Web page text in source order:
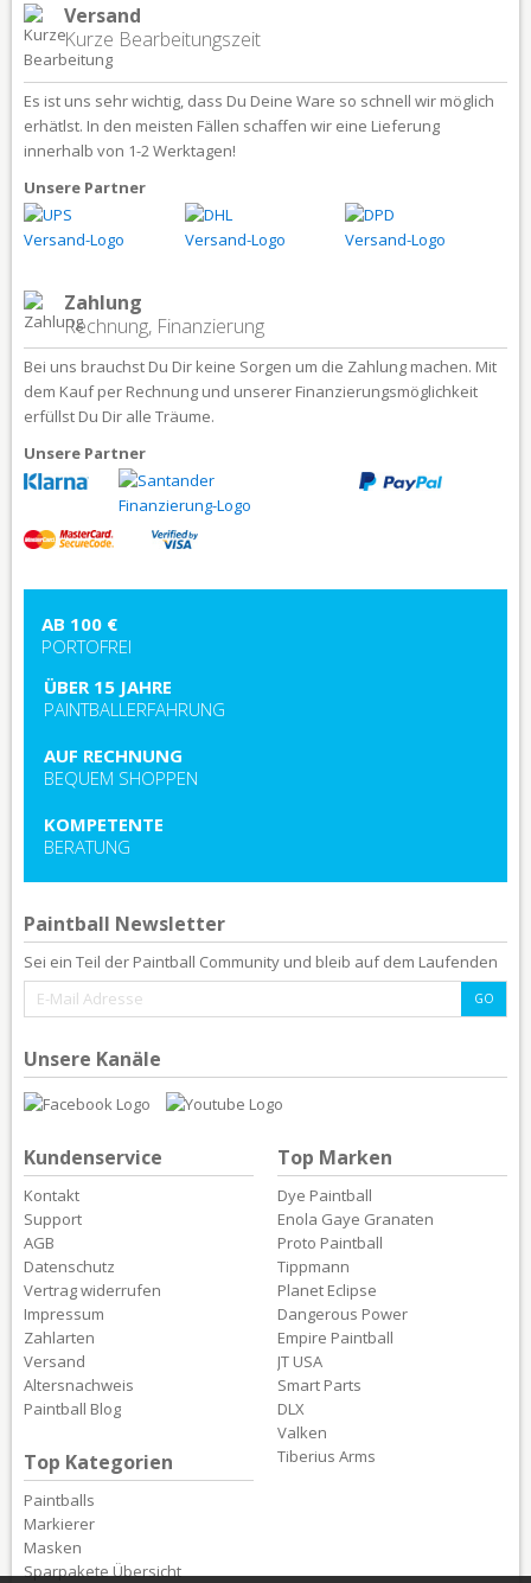
Versand
Kurze Bearbeitungszeit
Es ist uns sehr wichtig, dass Du Deine Ware so schnell wir möglich
erhätlst. In den meisten Fällen schaffen wir eine Lieferung
innerhalb von 1-2 Werktagen!
Unsere Partner
Zahlung
Rechnung, Finanzierung
Bei uns brauchst Du Dir keine Sorgen um die Zahlung machen. Mit
dem Kauf per Rechnung und unserer Finanzierungsmöglichkeit
erfüllst Du Dir alle Träume.
Unsere Partner
AB 100 €
PORTOFREI
ÜBER 15 JAHRE
PAINTBALLERFAHRUNG
AUF RECHNUNG
BEQUEM SHOPPEN
KOMPETENTE
BERATUNG
Paintball Newsletter
Sei ein Teil der Paintball Community und bleib auf dem Laufenden
Unsere Kanäle
Kundenservice
Kontakt
Support
AGB
Datenschutz
Vertrag widerrufen
Impressum
Zahlarten
Versand
Altersnachweis
Paintball Blog
Top Kategorien
Paintballs
Markierer
Masken
Sparpakete Übersicht
Top Marken
Dye Paintball
Enola Gaye Granaten
Proto Paintball
Tippmann
Planet Eclipse
Dangerous Power
Empire Paintball
JT USA
Smart Parts
DLX
Valken
Tiberius Arms